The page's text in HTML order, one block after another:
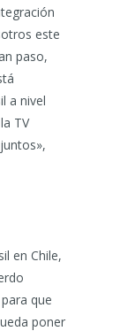
este
paso,
a nivel
TV
en Chile,
que
poner